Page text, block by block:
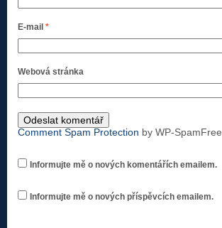
E-mail *
Webová stránka
Comment Spam Protection by WP-SpamFree
Informujte mě o nových komentářích emailem.
Informujte mě o nových příspěvcích emailem.